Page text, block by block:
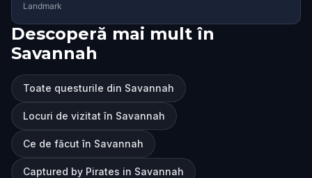
Landmark
Descoperă mai mult în
Savannah
Toate questurile din Savannah
Locuri de vizitat în Savannah
Ce de făcut în Savannah
Captured by Pirates in Savannah